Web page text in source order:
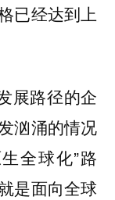
已经达到上
展路径的企
汹涌的情况
全球化”路
是面向全球